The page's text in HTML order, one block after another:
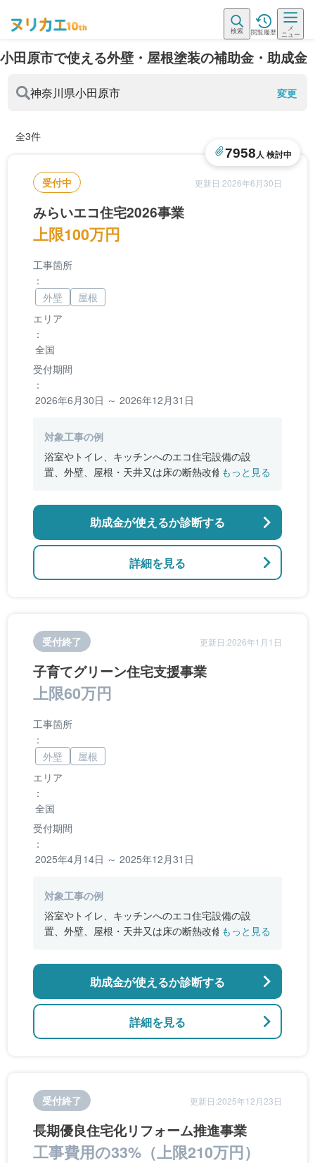
検索 閲覧履歴
メ
ニュー
小田原市で使える外壁・屋根塗装の補助金・助成金
神奈川県小田原市 変更
全3件
受付中 更新日:2026年6月30日
みらいエコ住宅2026事業
上限100万円
7958人 検討中
エリア
：
全国
受付期間
：
2026年6月30日 ～ 2026年12月31日
工事箇所
：
外壁
屋根
対象工事の例
浴室やトイレ、キッチンへのエコ住宅設備の設
置、外壁、屋根・天井又は床の断熱改修、窓やド
のバリアフリー改修
もっと見る
詳細を見る
助成金が使えるか診断する
受付終了 更新日:2026年1月1日
子育てグリーン住宅支援事業
上限60万円
エリア
：
全国
受付期間
：
2025年4月14日 ～ 2025年12月31日
工事箇所
：
外壁
屋根
対象工事の例
浴室やトイレ、キッチンへのエコ住宅設備の設
置、外壁、屋根・天井又は床の断熱改修、窓やド
のバリアフリー改修
もっと見る
詳細を見る
助成金が使えるか診断する
受付終了 更新日:2025年12月23日
長期優良住宅化リフォーム推進事業
工事費用の33%（上限210万円）